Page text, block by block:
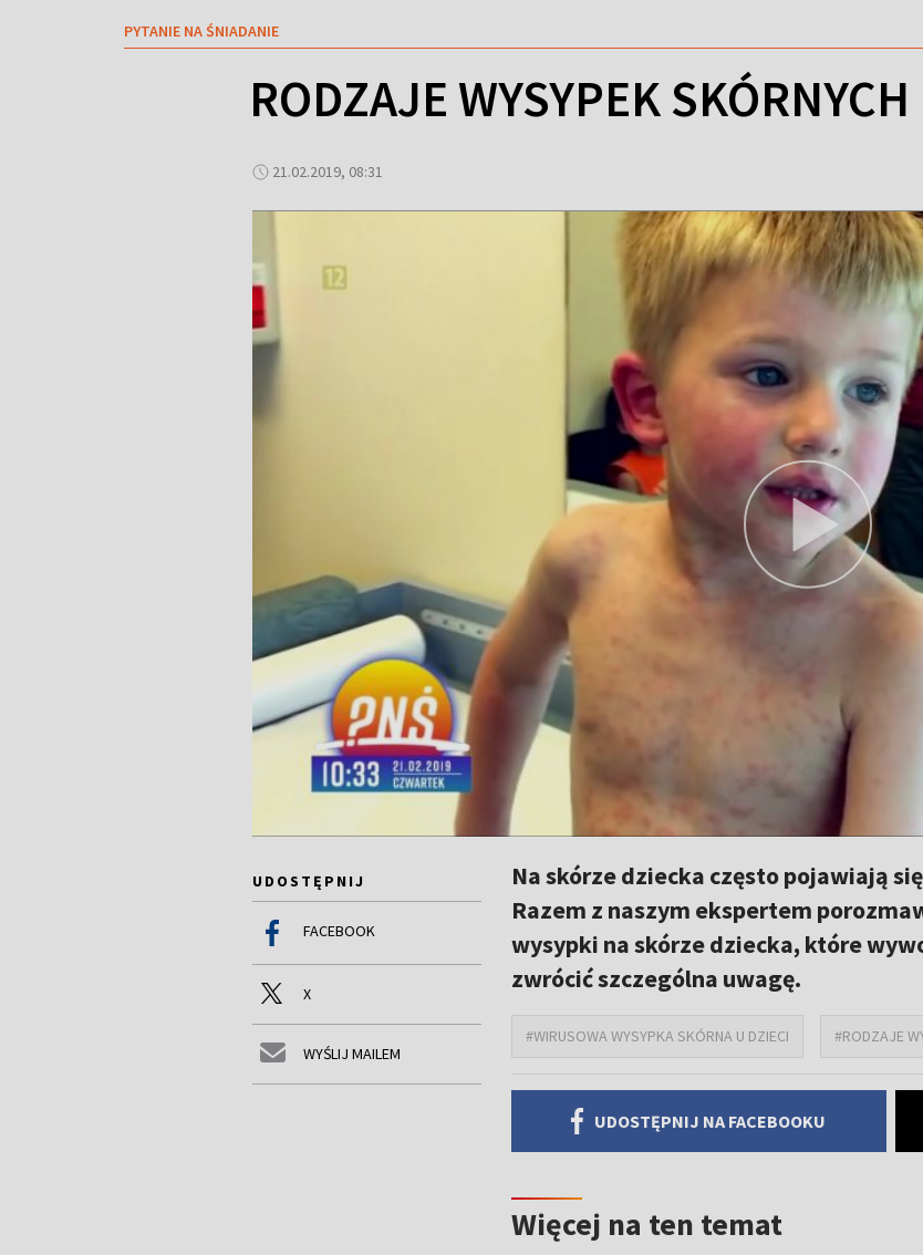
PYTANIE NA ŚNIADANIE
RODZAJE WYSYPEK
21.02.2019, 08:31
UDOSTĘPNIJ
FACEBOOK
X
WYŚLIJ MAILEM
Na skórze dziecka często pojawiają
Razem z naszym ekspertem
wysypki na skórze dziecka, które
zwrócić szczególna uwagę.
#WIRUSOWA WYSYPKA SKÓRNA U DZIECI #RODZAJE
UDOSTĘPNIJ NA FACEBOOKU
Więcej na ten temat